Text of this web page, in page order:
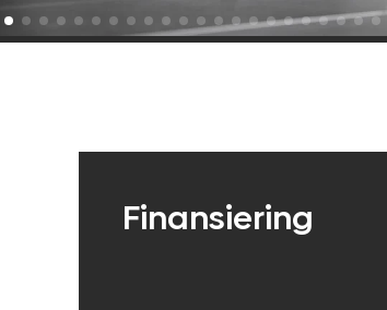
Finansiering